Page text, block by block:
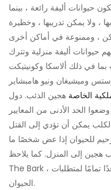
حيوانات أليفة رائعة ، بينما
، ولا يمكن تدريبها ، وخطيرة
حيوانات أليفة منزلية وتترك
بما في ذلك ألاسكا وكونيتيكت
وميشيغان ونيو هامبشاير
الخاصة هجين الذئب. دول
الحد الأدنى من المعايير
يمكن أن تؤدي إلى القتل
هجين إلى المنزل. كما يلاحظ
The Bark ، فإن صاحب الكلب العادي ليس مستعدًا تمامًا لمتطلبات
الحيوان.